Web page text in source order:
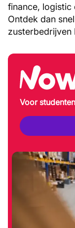
finance, logistic
Ontdek dan
zusterbedrijven
Voor